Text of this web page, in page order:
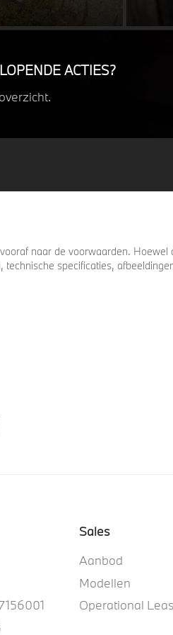
De
u nog één
ACTIES?
naar de voorwaarden.
technische specificaties,
Sales
Aanbod
Modellen
Operational